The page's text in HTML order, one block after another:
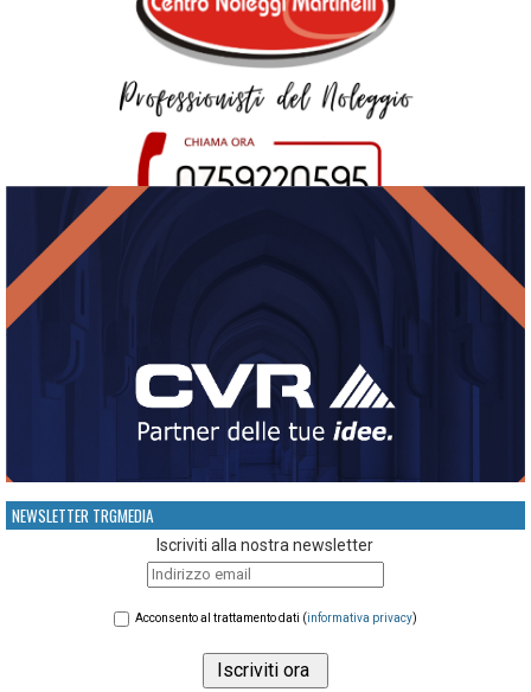
NEWSLETTER TRGMEDIA
Iscriviti alla nostra newsletter
Acconsento al trattamento dati (informativa privacy)